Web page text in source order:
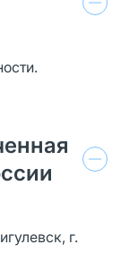
г.